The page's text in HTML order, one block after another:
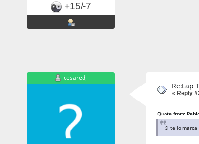
+15/-7
cesaredj
Re:Lap
« Reply
Quote from:
Si te lo